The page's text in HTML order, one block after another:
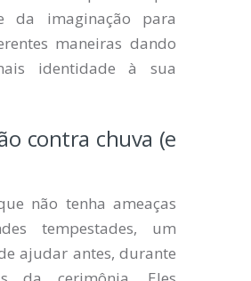
da imaginação para
maneiras dando
identidade à sua
contra chuva (e
não tenha ameaças
tempestades, um
ajudar antes, durante